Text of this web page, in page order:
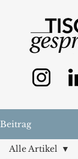
Beitrag
Alle Artikel